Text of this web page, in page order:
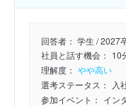
回答者： 学生 / 2027
社員と話す機会： 10
理解度： やや高い
選考ステータス：
入
参加イベント： イン